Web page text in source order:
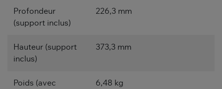
Profondeur
(support inclus)
226,3 mm
Hauteur (support
inclus)
373,3 mm
Poids (avec
6,48 kg